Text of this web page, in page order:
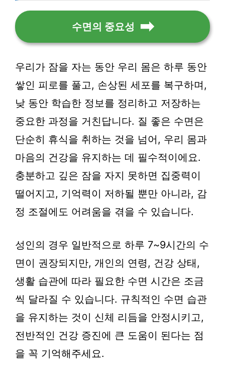
수면의 중요성
우리가 잠을 자는 동안 우리 몸은 하루 동안
쌓인 피로를 풀고, 손상된 세포를 복구하며,
낮 동안 학습한 정보를 정리하고 저장하는
중요한 과정을 거친답니다. 질 좋은 수면은
단순히 휴식을 취하는 것을 넘어, 우리 몸과
마음의 건강을 유지하는 데 필수적이에요.
충분하고 깊은 잠을 자지 못하면 집중력이
떨어지고, 기억력이 저하될 뿐만 아니라, 감
정 조절에도 어려움을 겪을 수 있습니다.
성인의 경우 일반적으로 하루 7~9시간의 수
면이 권장되지만, 개인의 연령, 건강 상태,
생활 습관에 따라 필요한 수면 시간은 조금
씩 달라질 수 있습니다. 규칙적인 수면 습관
을 유지하는 것이 신체 리듬을 안정시키고,
전반적인 건강 증진에 큰 도움이 된다는 점
을 꼭 기억해주세요.